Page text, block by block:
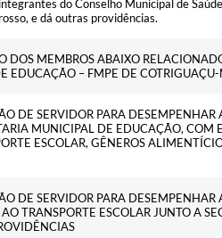
do Conselho Municipal de
e dá outras providências.
DOS MEMBROS ABAIXO
EDUCAÇÃO – FMPE DE
DE SERVIDOR PARA DESEMPENHAR
MUNICIPAL DE EDUCAÇÃO, COM
ESCOLAR, GÊNEROS
DE SERVIDOR PARA DESEMPENHAR
TRANSPORTE ESCOLAR JUNTO A